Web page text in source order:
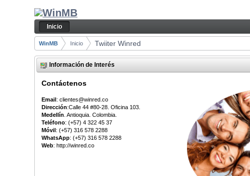
Saltar al contenido
Inicio
Navegación
Inicio
Camino de migas
WinMB Inicio Twiiter Winred
Información de Interés
Contáctenos
Email: clientes@winred.co
Dirección:Calle 44 #80-28. Oficina 103.
Medellín . Antioquia. Colombia.
Teléfono: (+57) 4 322 45 37
Móvil: (+57) 316 578 2288
WhatsApp: (+57) 316 578 2288
Web: http://winred.co